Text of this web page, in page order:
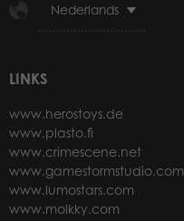
Nederlands
LINKS
www.herostoys.de
www.plasto.fi
www.crimescene.net
www.gamestormstudio.com
www.lumostars.com
www.molkky.com